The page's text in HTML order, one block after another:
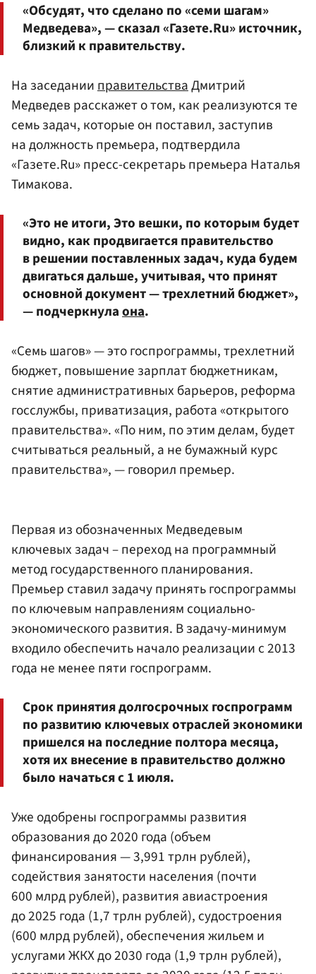
«Обсудят, что сделано по «семи шагам»
Медведева», — сказал «Газете.Ru» источник,
близкий к правительству.
На заседанииправительстваДмитрий
Медведев расскажет о том, как реализуются те
семь задач, которые он поставил, заступив
на должность премьера, подтвердила
«Газете.Ru» пресс-секретарь премьера Наталья
Тимакова.
«Это не итоги, Это вешки, по которым будет
видно, как продвигается правительство
в решении поставленных задач, куда будем
двигаться дальше, учитывая, что принят
основной документ — трехлетний бюджет»,
— подчеркнулаона.
«Семь шагов» — это госпрограммы, трехлетний
бюджет, повышение зарплат бюджетникам,
снятие административных барьеров, реформа
госслужбы, приватизация, работа «открытого
правительства». «По ним, по этим делам, будет
считываться реальный, а не бумажный курс
правительства», — говорил премьер.
Первая из обозначенных Медведевым
ключевых задач – переход на программный
метод государственного планирования.
Премьер ставил задачу принять госпрограммы
по ключевым направлениям социально-
экономического развития. В задачу-минимум
входило обеспечить начало реализации с 2013
года не менее пяти госпрограмм.
Срок принятия долгосрочных госпрограмм
по развитию ключевых отраслей экономики
пришелся на последние полтора месяца,
хотя их внесение в правительство должно
было начаться с 1 июля.
Уже одобрены госпрограммы развития
образования до 2020 года (объем
финансирования — 3,991 трлн рублей),
содействия занятости населения (почти
600 млрд рублей), развития авиастроения
до 2025 года (1,7 трлн рублей), судостроения
(600 млрд рублей), обеспечения жильем и
услугами ЖКХ до 2030 года (1,9 трлн рублей),